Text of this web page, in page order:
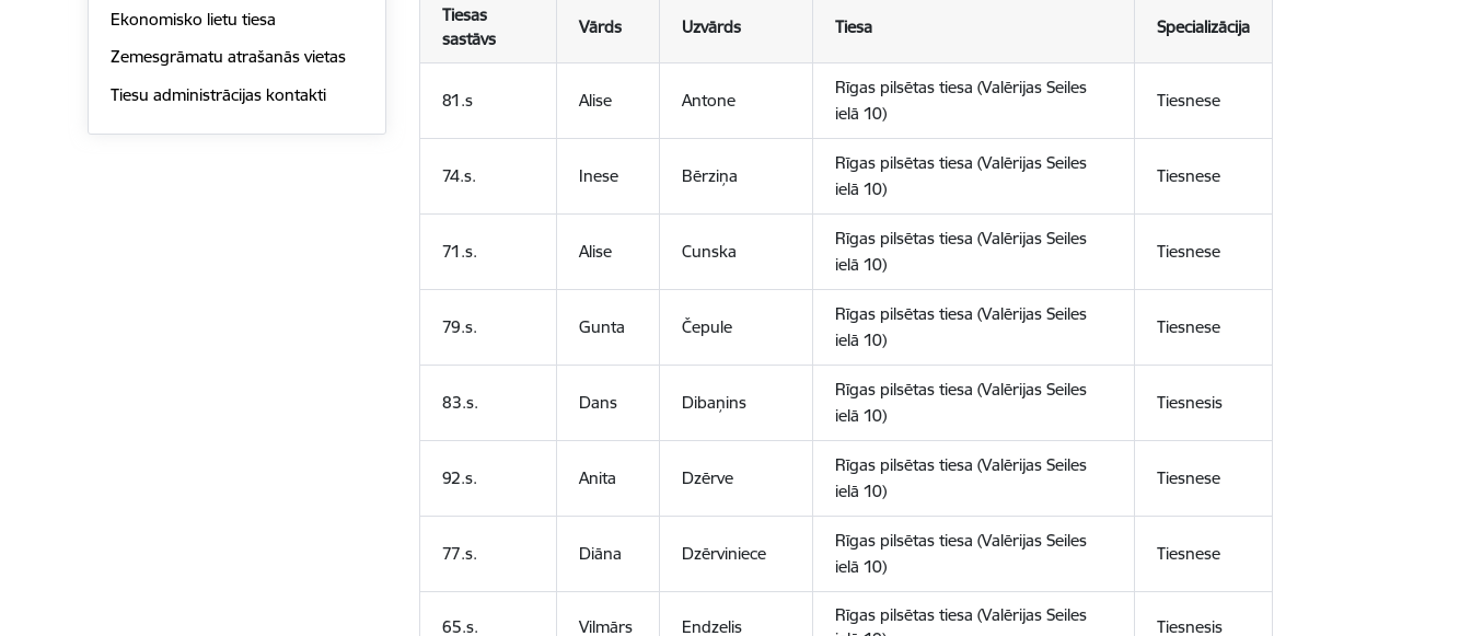
Ekonomisko lietu tiesa
Zemesgrāmatu atrašanās vietas
Tiesu administrācijas kontakti
Tiesas
sastāvs
Vārds Uzvārds Tiesa Specializācija
81.s Alise Antone
Rīgas pilsētas tiesa (Valērijas Seiles
ielā 10)
Tiesnese
74.s. Inese Bērziņa
Rīgas pilsētas tiesa (Valērijas Seiles
ielā 10)
Tiesnese
71.s. Alise Cunska
Rīgas pilsētas tiesa (Valērijas Seiles
ielā 10)
Tiesnese
79.s. Gunta Čepule
Rīgas pilsētas tiesa (Valērijas Seiles
ielā 10)
Tiesnese
83.s. Dans Dibaņins
Rīgas pilsētas tiesa (Valērijas Seiles
ielā 10)
Tiesnesis
92.s. Anita Dzērve
Rīgas pilsētas tiesa (Valērijas Seiles
ielā 10)
Tiesnese
77.s. Diāna Dzērviniece
Rīgas pilsētas tiesa (Valērijas Seiles
ielā 10)
Tiesnese
65.s. Vilmārs Endzelis
Rīgas pilsētas tiesa (Valērijas Seiles
Tiesnesis